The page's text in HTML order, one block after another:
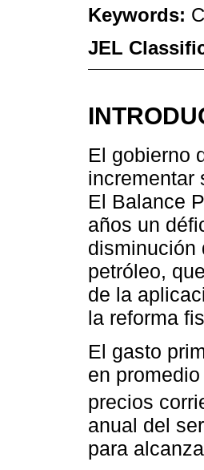
Keywords:
JEL
El gobierno
incrementar
El Balance
años un
disminución
petróleo,
de la
la reforma
El gasto
en
precios
anual del
para